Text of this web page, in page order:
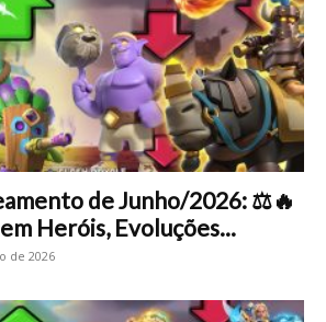
de Junho/2026: ⚖️🔥
Heróis, Evoluções...
de 2026